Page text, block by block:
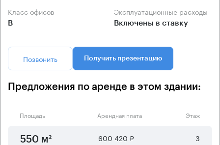
Класс офисов
B
Эксплуатационные расходы
Включены в ставку
Позвонить Получить презентацию
Предложения по аренде в этом здании:
Площадь Арендная плата Этаж
550 м² 600 420 ₽ 3